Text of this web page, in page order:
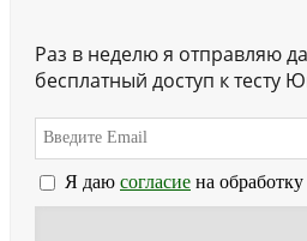
Раз в неделю я отправляю
бесплатный доступ к тесту
Я даю согласие на